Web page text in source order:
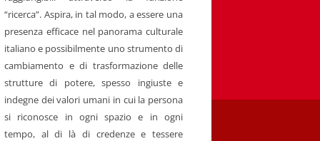
“ricerca”. Aspira, in tal modo, a essere una
presenza efficace nel panorama culturale
italiano e possibilmente uno strumento di
cambiamento e di trasformazione delle
strutture di potere, spesso ingiuste e
indegne dei valori umani in cui la persona
si riconosce in ogni spazio e in ogni
tempo, al di là di credenze e tessere